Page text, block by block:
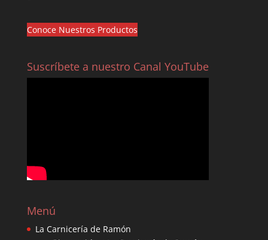
Conoce Nuestros Productos
Suscríbete a nuestro Canal YouTube
Menú
La Carnicería de Ramón